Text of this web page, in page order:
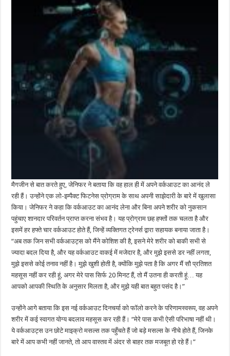
मैगजीन से बात करते हुए, जेनिफर ने बताया कि वह हाल ही में अपने वर्कआउट का आनंद ले
रही हैं। उन्होंने एक लो-इम्पैक्ट फिटनेस प्रोग्राम के साथ अपनी साझेदारी के बारे में खुलासा
किया। जेनिफर ने कहा कि वर्कआउट का आनंद लेना और बिना अपने शरीर को नुकसान
पहुंचाए शानदार परिवर्तन प्राप्त करना संभव है। यह प्रोग्राम छह हफ्तों तक चलता है और
इसमें हर हफ्ते चार वर्कआउट होते हैं, जिन्हें व्यक्तिगत ट्रेनर्स द्वारा सहायक बनाया जाता है।
“अब तक जिन सभी वर्कआउट्स को मैंने कोशिश की है, इसने मेरे शरीर को बाकी सभी से
ज्यादा बदल दिया है, और यह वर्कआउट वाकई में मजेदार है, और मुझे इससे डर नहीं लगता,
मुझे इससे कोई तनाव नहीं है। मुझे खुशी होती है, क्योंकि मुझे पता है कि अगर मैं सौ प्रतिशत
महसूस नहीं कर रही हूं, अगर मेरे पास सिर्फ 20 मिनट हैं, तो मैं उतना ही करती हूं… यह
आपको आपकी स्थिति के अनुसार मिलता है, और मुझे यही बात बहुत पसंद है।”
उन्होंने आगे बताया कि इस नई वर्कआउट दिनचर्या को फॉलो करने के परिणामस्वरूप, वह अपने
शरीर में कई स्वागत योग्य बदलाव महसूस कर रही हैं। “मेरे पास कभी ऐसी परिभाषा नहीं थी।
ये वर्कआउट्स उन छोटे माइक्रो मसल्स तक पहुँचते हैं जो बड़े मसल्स के नीचे होते हैं, जिनके
बारे में आप कभी नहीं जानते, तो आप वास्तव में अंदर से बाहर तक मजबूत हो रहे हैं।”